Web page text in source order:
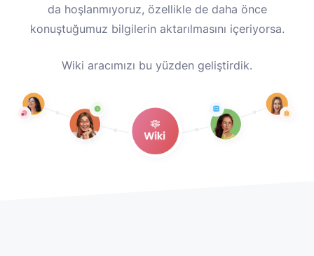
da hoşlanmıyoruz, özellikle de daha önce
konuştuğumuz bilgilerin aktarılmasını içeriyorsa.
Wiki aracımızı bu yüzden geliştirdik.